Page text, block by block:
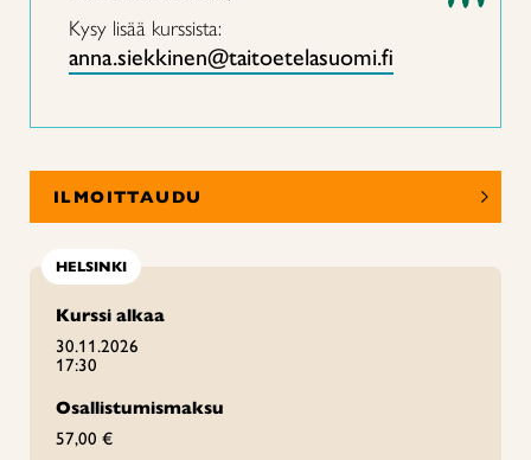
Kysy lisää kurssista:
anna.siekkinen@taitoetelasuomi.fi
ILMOITTAUDU
HELSINKI
Kurssi alkaa
30.11.2026
17:30
Osallistumismaksu
57,00 €